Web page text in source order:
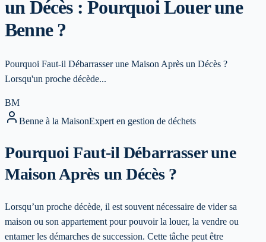
un Décès : Pourquoi Louer une
Benne ?
Pourquoi Faut-il Débarrasser une Maison Après un Décès ?
Lorsqu'un proche décède...
BM
Benne à la MaisonExpert en gestion de déchets
Pourquoi Faut-il Débarrasser une
Maison Après un Décès ?
Lorsqu’un proche décède, il est souvent nécessaire de vider sa
maison ou son appartement pour pouvoir la louer, la vendre ou
entamer les démarches de succession. Cette tâche peut être